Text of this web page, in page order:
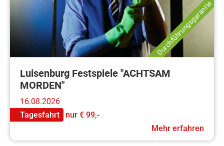
Durchführungsgarantie
Luisenburg Festspiele "ACHTSAM
MORDEN"
16.08.2026
Tagesfahrt
nur € 99,-
Mehr erfahren